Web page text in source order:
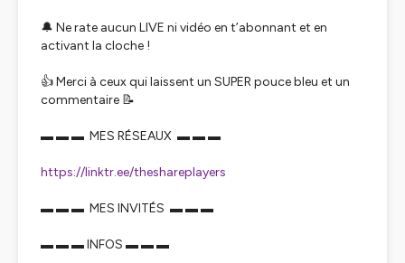
🔔 Ne rate aucun LIVE ni vidéo en t’abonnant et en
activant la cloche !
👍 Merci à ceux qui laissent un SUPER pouce bleu et un
commentaire 📝
▬ ▬ ▬ MES RÉSEAUX ▬ ▬ ▬
https://linktr.ee/theshareplayers
▬ ▬ ▬ MES INVITÉS ▬ ▬ ▬
▬ ▬ ▬ INFOS ▬ ▬ ▬